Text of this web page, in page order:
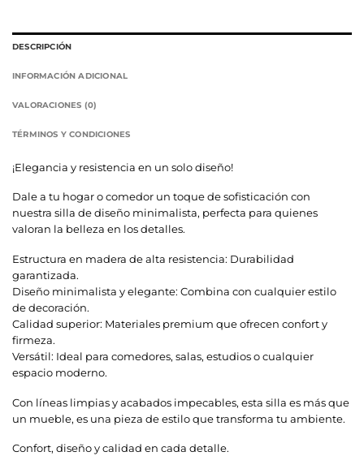
DESCRIPCIÓN
INFORMACIÓN ADICIONAL
VALORACIONES (0)
TÉRMINOS Y CONDICIONES
¡Elegancia y resistencia en un solo diseño!
Dale a tu hogar o comedor un toque de sofisticación con
nuestra silla de diseño minimalista, perfecta para quienes
valoran la belleza en los detalles.
Estructura en madera de alta resistencia: Durabilidad
garantizada.
Diseño minimalista y elegante: Combina con cualquier estilo
de decoración.
Calidad superior: Materiales premium que ofrecen confort y
firmeza.
Versátil: Ideal para comedores, salas, estudios o cualquier
espacio moderno.
Con líneas limpias y acabados impecables, esta silla es más que
un mueble, es una pieza de estilo que transforma tu ambiente.
Confort, diseño y calidad en cada detalle.